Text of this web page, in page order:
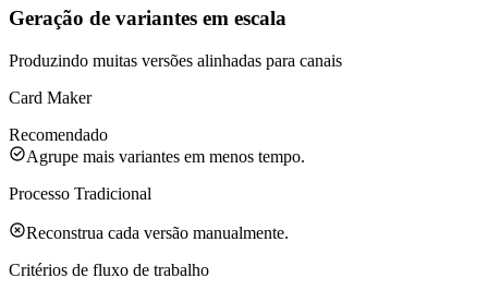
Geração de variantes em escala
Produzindo muitas versões alinhadas para canais
Card Maker
Recomendado
Agrupe mais variantes em menos tempo.
Processo Tradicional
Reconstrua cada versão manualmente.
Critérios de fluxo de trabalho